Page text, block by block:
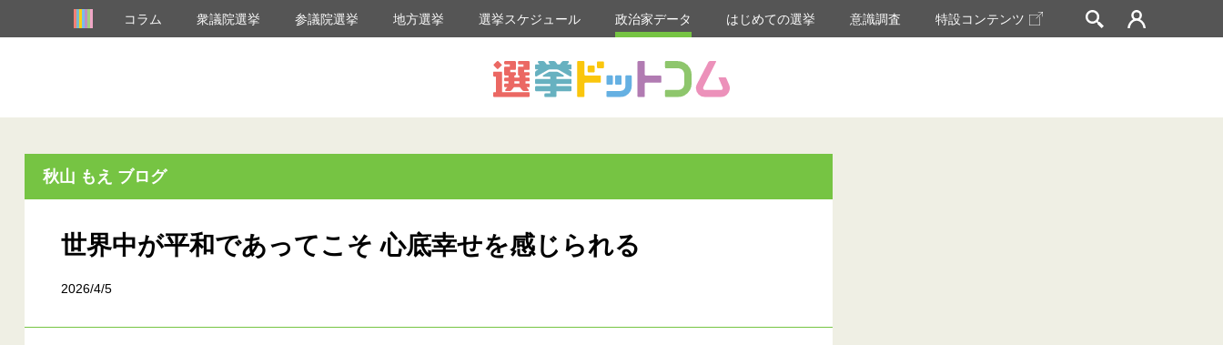
コラム 衆議院選挙 参議院選挙 地方選挙 選挙スケジュール 政治家データ はじめての選挙 意識調査 特設コンテンツ
秋山 もえ ブログ
世界中が平和であってこそ 心底幸せを感じられる
2026/4/5